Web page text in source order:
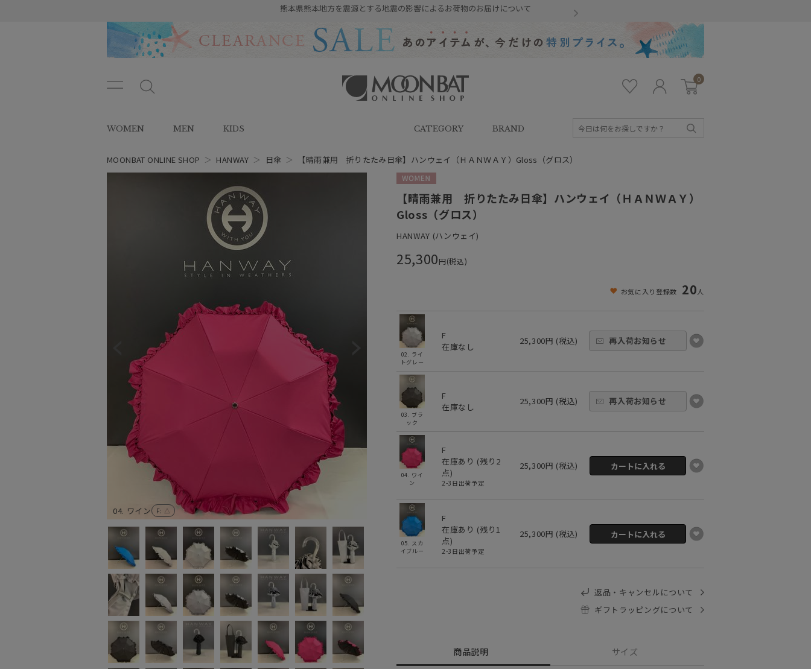
熊本県熊本地方を震源とする地震の影響によるお荷物のお届けについて
ン
ュ
ー
タ
SHOP（ムーンバットオンラインシ
イ
ン
0
WOMEN MEN KIDS CATEGORY BRAND
MOONBAT ONLINE SHOP ＞ HANWAY ＞ 日傘 ＞ 【晴雨兼用 折りたたみ日傘】ハンウェイ（ＨＡＮＷＡＹ）Gloss（グロス）
04. ワイン F: △
【晴雨兼用 折りたたみ日傘】ハンウェイ（ＨＡＮＷＡＹ）
Gloss（グロス）
HANWAY (ハンウェイ)
25,300円(税込)
お気に入り登録数 20人
02. ライ
トグレー
F
在庫なし
25,300円 (税込) 再入荷お知らせ
03. ブラ
ック
F
在庫なし
25,300円 (税込) 再入荷お知らせ
04. ワイ
ン
F
在庫あり (残り 2
点)
2-3日出荷予定
25,300円 (税込)
05. スカ
イブルー
F
在庫あり (残り1
点)
2-3日出荷予定
25,300円 (税込)
返品・キャンセルについて
ギフトラッピングについて
商品説明 サイズ